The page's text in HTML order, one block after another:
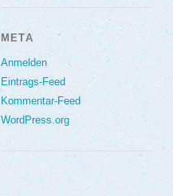
META
Anmelden
Eintrags-Feed
Kommentar-Feed
WordPress.org